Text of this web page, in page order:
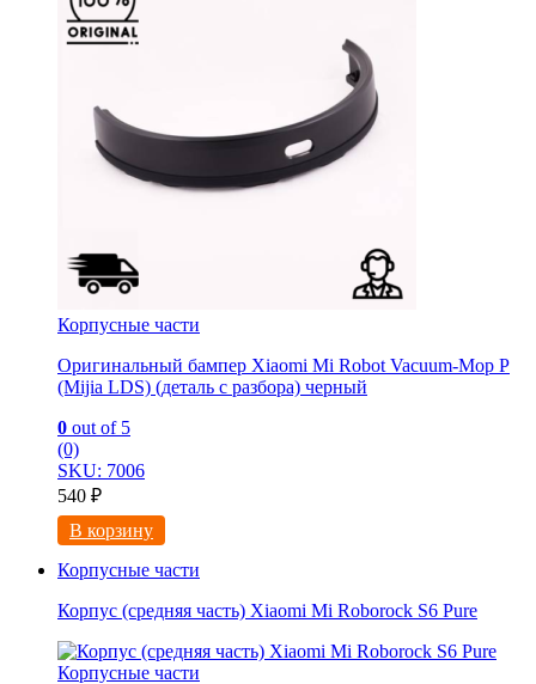
Корпусные части
Оригинальный бампер Xiaomi Mi Robot Vacuum-Mop P
(Mijia LDS) (деталь с разбора) черный
0 out of 5
(0)
SKU: 7006
540 ₽
В корзину
Корпусные части
Корпус (средняя часть) Xiaomi Mi Roborock S6 Pure
Корпусные части